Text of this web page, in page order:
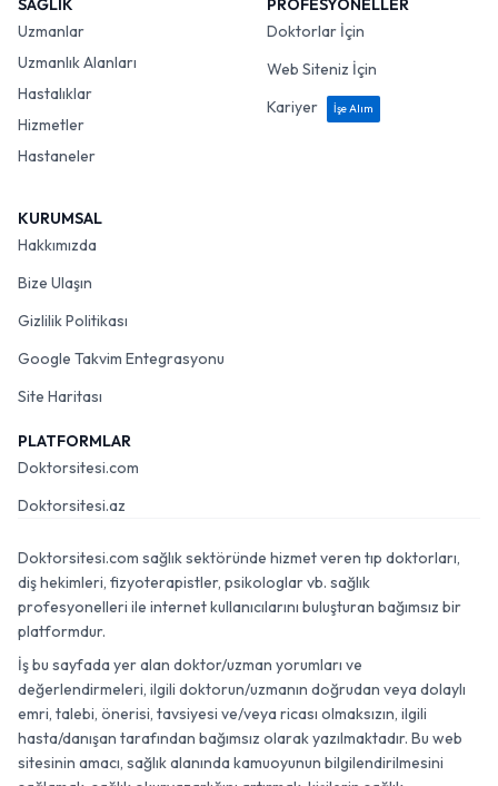
SAĞLIK
Uzmanlar
Uzmanlık Alanları
Hastalıklar
Hizmetler
Hastaneler
PROFESYONELLER
Doktorlar İçin
Web Siteniz İçin
Kariyer
İşe Alım
KURUMSAL
Hakkımızda
Bize Ulaşın
Gizlilik Politikası
Google Takvim Entegrasyonu
Site Haritası
PLATFORMLAR
Doktorsitesi.com
Doktorsitesi.az
Doktorsitesi.com sağlık sektöründe hizmet veren tıp doktorları,
diş hekimleri, fizyoterapistler, psikologlar vb. sağlık
profesyonelleri ile internet kullanıcılarını buluşturan bağımsız bir
platformdur.
İş bu sayfada yer alan doktor/uzman yorumları ve
değerlendirmeleri, ilgili doktorun/uzmanın doğrudan veya dolaylı
emri, talebi, önerisi, tavsiyesi ve/veya ricası olmaksızın, ilgili
hasta/danışan tarafından bağımsız olarak yazılmaktadır. Bu web
sitesinin amacı, sağlık alanında kamuoyunun bilgilendirilmesini